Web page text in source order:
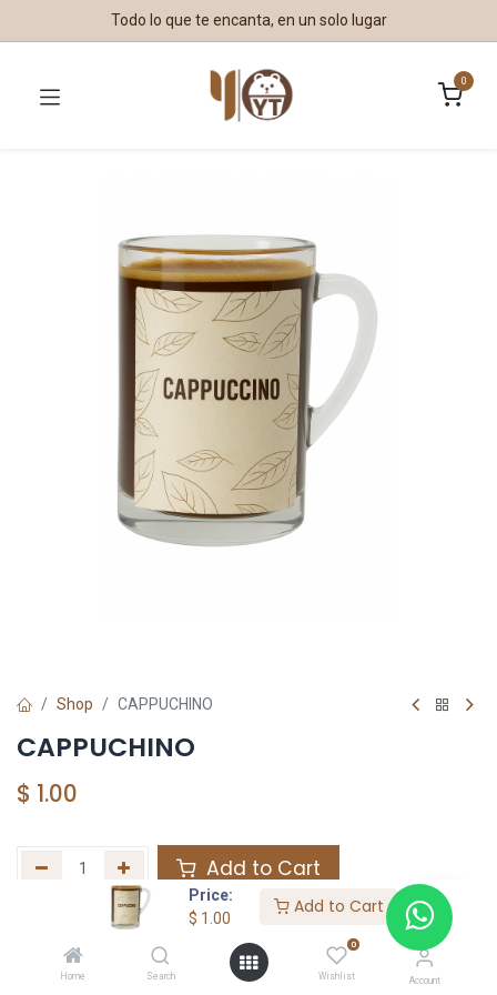
Price:
$ 1.00
Add to Cart
Home Search
0
Wishlist Account
Todo lo que te encanta, en un solo lugar
0
Shop CAPPUCHINO
CAPPUCHINO
$ 1.00
Add to Cart
Agregar a la lista de deseos
Share :